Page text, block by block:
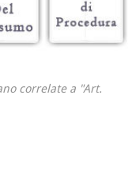
correlate a "Art.